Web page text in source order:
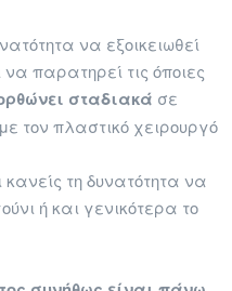
να εξοικειωθεί
παρατηρεί τις όποιες
σταδιακά σε
τον πλαστικό χειρουργό
κανείς τη δυνατότητα να
ή και γενικότερα το